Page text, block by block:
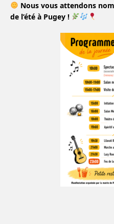
Nous vous attendons
de l’été à Pugey !